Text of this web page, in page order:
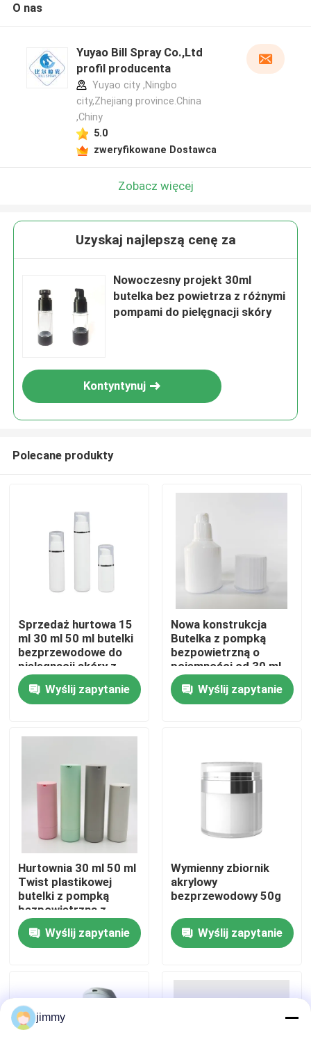
Dom
Produkty
Wycieczka po fabryce
Kontrola jakości
Skontaktuj się z nami
Aktualności
Mini Rozpylacz
O nas
Yuyao Bill Spray Co.,Ltd
profil producenta
Yuyao city ,Ningbo
city,Zhejiang province.China
,Chiny
5.0
zweryfikowane Dostawca
Zobacz więcej
Uzyskaj najlepszą cenę za
Nowoczesny projekt 30ml
butelka bez powietrza z różnymi
pompami do pielęgnacji skóry
Kontyntynuj
Polecane produkty
Sprzedaż hurtowa 15
ml 30 ml 50 ml butelki
bezprzewodowe do
pielęgnacji skóry z
OEM ODM
personalizacji w PP
klasy żywnościowej
Wyślij zapytanie
Nowa konstrukcja
Butelka z pompką
bezpowietrzną o
pojemności od 30 ml
do 100 ml Zapobiega
narażeniu na działanie
powietrza
palców podczas
pielęgnacji skóry
Wyślij zapytanie
Hurtownia 30 ml 50 ml
Twist plastikowej
butelki z pompką
bezpowietrzną z
próżniową pompką do
balsamu z ABS + PP i
niestandardowym
Wyślij zapytanie
Wymienny zbiornik
akrylowy
bezprzewodowy 50g
Wyślij zapytanie
jimmy